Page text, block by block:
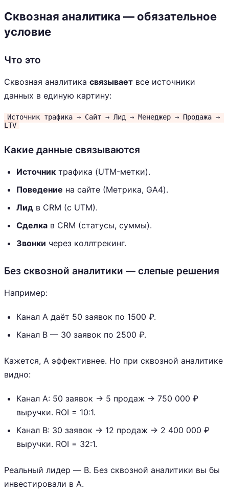
Сквозная аналитика — обязательное
условие
Что это
Сквозная аналитика связывает все источники
данных в единую картину:
Источник трафика → Сайт → Лид → Менеджер → Продажа →
LTV
Какие данные связываются
Источник трафика (UTM-метки).
Поведение на сайте (Метрика, GA4).
Лид в CRM (с UTM).
Сделка в CRM (статусы, суммы).
Звонки через коллтрекинг.
Без сквозной аналитики — слепые решения
Например:
Канал A даёт 50 заявок по 1500 ₽.
Канал B — 30 заявок по 2500 ₽.
Кажется, A эффективнее. Но при сквозной аналитике
видно:
Канал A: 50 заявок → 5 продаж → 750 000 ₽
выручки. ROI = 10:1.
Канал B: 30 заявок → 12 продаж → 2 400 000 ₽
выручки. ROI = 32:1.
Реальный лидер — B. Без сквозной аналитики вы бы
инвестировали в A.